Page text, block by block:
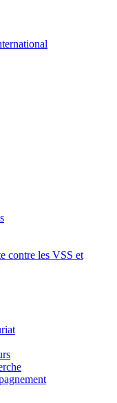
contre les VSS et